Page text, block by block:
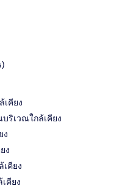
คียง
ริเวณใกล้เคียง
ง
ง
คียง
คียง